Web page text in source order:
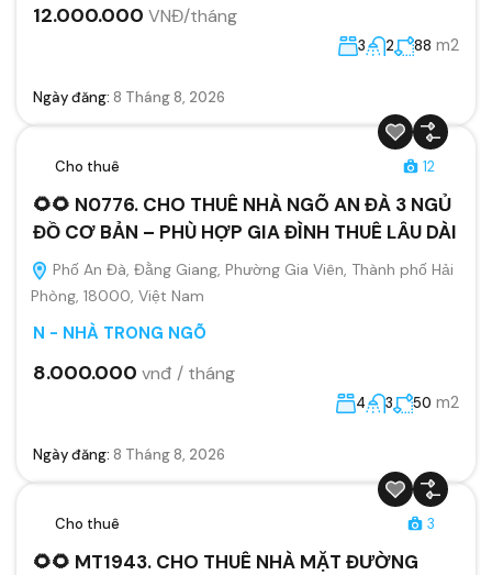
12.000.000 VNĐ/tháng
3 2 88 m2
Ngày đăng: 8 Tháng 8, 2026
Cho thuê 12
🌻🌻 N0776. CHO THUÊ NHÀ NGÕ AN ĐÀ 3 NGỦ
ĐỒ CƠ BẢN – PHÙ HỢP GIA ĐÌNH THUÊ LÂU DÀI
Phố An Đà, Đằng Giang, Phường Gia Viên, Thành phố Hải
Phòng, 18000, Việt Nam
N - NHÀ TRONG NGÕ
8.000.000 vnđ / tháng
4 3 50 m2
Ngày đăng: 8 Tháng 8, 2026
Cho thuê 3
🌻🌻 MT1943. CHO THUÊ NHÀ MẶT ĐƯỜNG